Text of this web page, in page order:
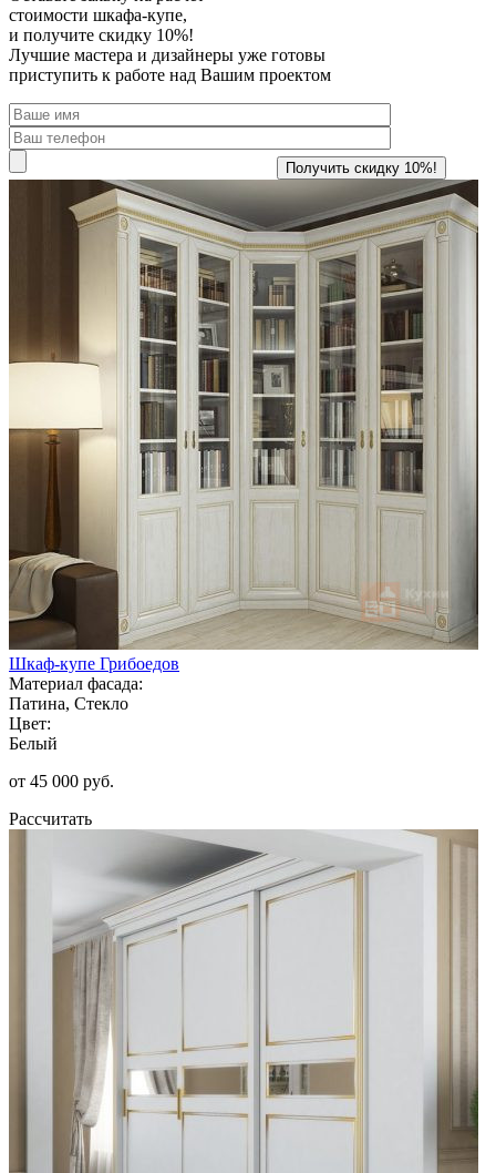
стоимости шкафа-купе,
и получите скидку 10%!
Лучшие мастера и дизайнеры уже готовы
приступить к работе над Вашим проектом
Шкаф-купе Грибоедов
Материал фасада:
Патина, Стекло
Цвет:
Белый
от 45 000 руб.
Рассчитать